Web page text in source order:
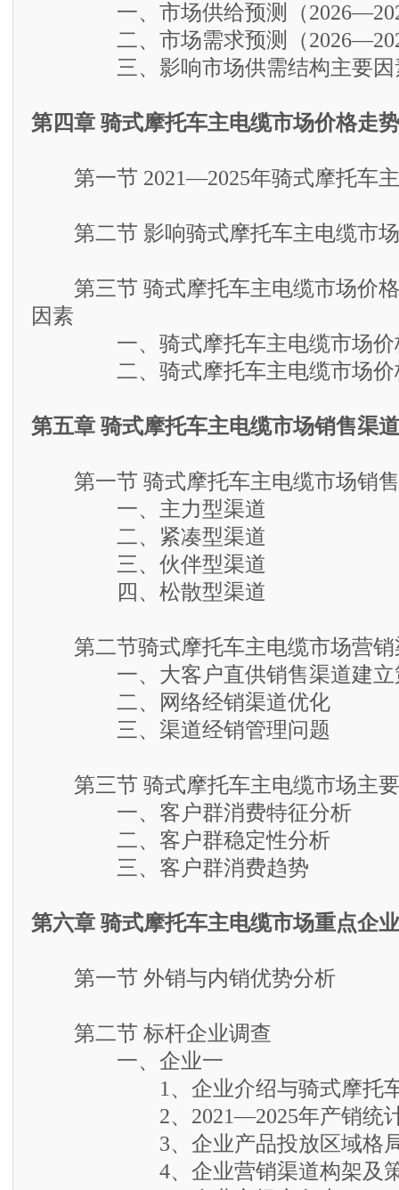
一、市场供给预测（
二、市场需求预测（
三、影响市场供需结构主要因
第四章 骑式摩托车主电缆市场价格走
第一节 2021—2025年骑式摩托车主
第二节 影响骑式摩托车主电缆市场
第三节 骑式摩托车主电缆市场价格
因素
一、骑式摩托车主电缆市场价
二、骑式摩托车主电缆市场价格
第五章 骑式摩托车主电缆市场销售渠
第一节 骑式摩托车主电缆市场销
一、主力型渠道
二、紧凑型渠道
三、伙伴型渠道
四、松散型渠道
第二节骑式摩托车主电缆市场营销
一、大客户直供销售渠道建立
二、网络经销渠道优化
三、渠道经销管理问题
第三节 骑式摩托车主电缆市场主要
一、客户群消费特征分析
二、客户群稳定性分析
三、客户群消费趋势
第六章 骑式摩托车主电缆市场重点企
第一节 外销与内销优势分析
第二节 标杆企业调查
一、企业一
1、企业介绍与骑式摩托车主
2、2021—2025年产销统计
3、企业产品投放区域格
4、企业营销渠道构架及